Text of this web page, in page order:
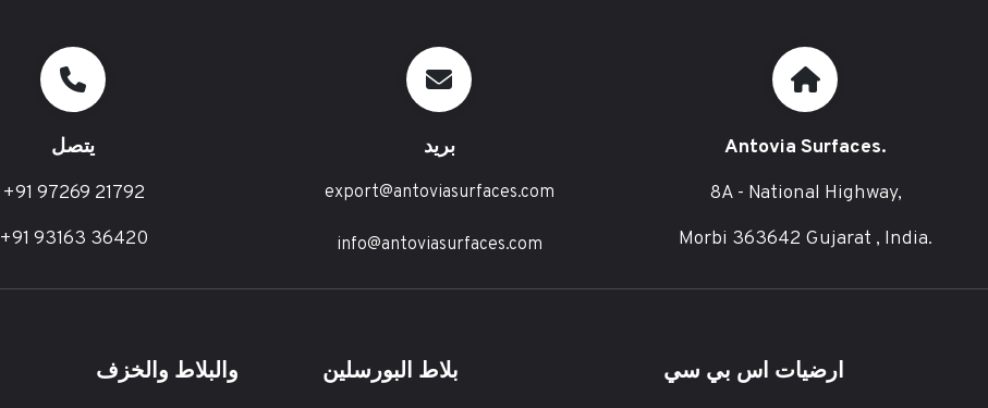
يتصل
+91 97269 21792
+91 93163 36420
بريد
export@antoviasurfaces.com
info@antoviasurfaces.com
Antovia Surfaces.
8A - National Highway,
Morbi 363642 Gujarat , India.
والبلاط والخزف بلاط البورسلين ارضيات اس بي سي